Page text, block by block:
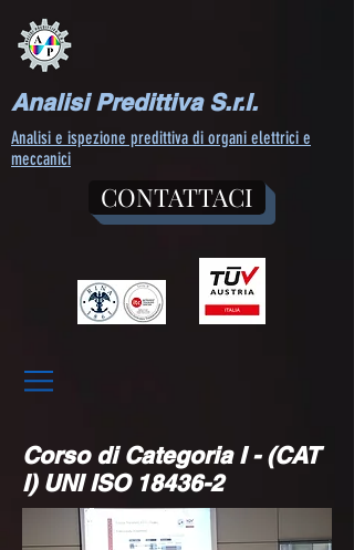
Analisi Predittiva S.r.l.
Analisi e ispezione predittiva di organi elettrici e
meccanici
CONTATTACI
Corso di Categoria I - (CAT
I) UNI ISO 18436-2